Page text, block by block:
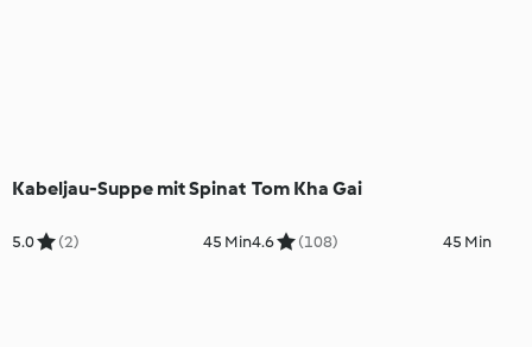
Kabeljau-Suppe mit Spinat
5.0 (2) 45 Min
Tom Kha Gai
4.6 (108) 45 Min